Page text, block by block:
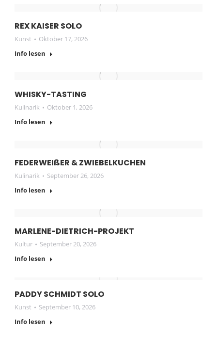
REX KAISER SOLO
Kunst
Oktober 17, 2026
Info lesen
WHISKY-TASTING
Kulinarik
Oktober 1, 2026
Info lesen
FEDERWEIßER & ZWIEBELKUCHEN
Kulinarik
September 26, 2026
Info lesen
MARLENE-DIETRICH-PROJEKT
Kultur
September 20, 2026
Info lesen
PADDY SCHMIDT SOLO
Kunst
September 10, 2026
Info lesen